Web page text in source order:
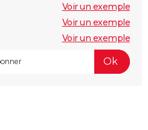
Voir un exemple
Voir un exemple
Voir un exemple